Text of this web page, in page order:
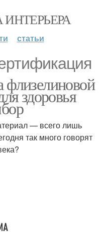
статьи
здоровья
— всего лишь
так много говорят